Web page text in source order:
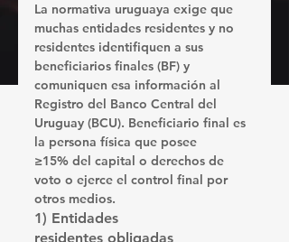
La normativa uruguaya exige que
muchas entidades residentes y no
residentes identifiquen a sus
beneficiarios finales (BF) y
comuniquen esa información al
Registro del Banco Central del
Uruguay (BCU). Beneficiario final es
la persona física que posee
≥15% del capital o derechos de
voto o ejerce el control final por
otros medios.
1) Entidades
residentes obligadas